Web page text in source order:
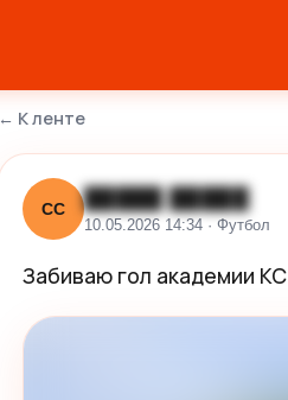
← К ленте
СС █████ █████
10.05.2026 14:34 · Футбол
Забиваю гол академии КС